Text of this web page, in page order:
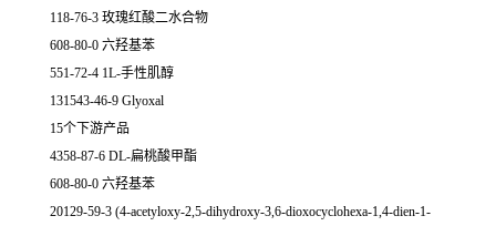
118-76-3 玫瑰红酸二水合物
608-80-0 六羟基苯
551-72-4 1L-手性肌醇
131543-46-9 Glyoxal
15个下游产品
4358-87-6 DL-扁桃酸甲酯
608-80-0 六羟基苯
20129-59-3 (4-acetyloxy-2,5-dihydroxy-3,6-dioxocyclohexa-1,4-dien-1-